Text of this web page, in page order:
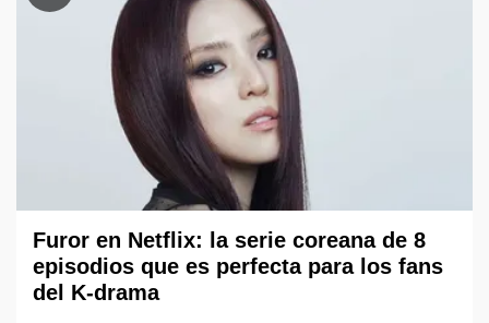
Furor en Netflix: la serie coreana de 8
episodios que es perfecta para los fans
del K-drama